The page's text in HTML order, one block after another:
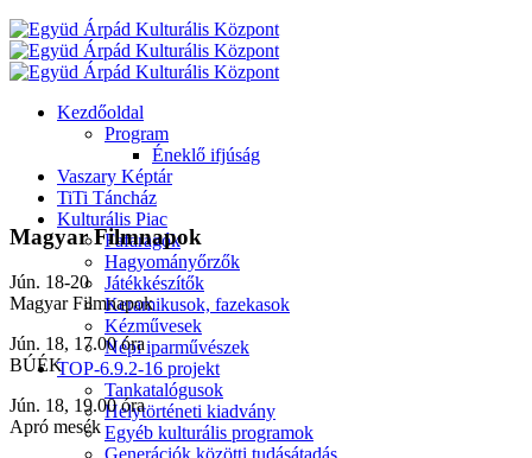
Kezdőoldal
Program
Éneklő ifjúság
Vaszary Képtár
TiTi Táncház
Kulturális Piac
Fafaragók
Hagyományőrzők
Játékkészítők
Keramikusok, fazekasok
Kézművesek
Népi iparművészek
TOP-6.9.2-16 projekt
Tankatalógusok
Helytörténeti kiadvány
Egyéb kulturális programok
Generációk közötti tudásátadás
Magyar Filmnapok
Jún. 18-20
Magyar Filmnapok
Jún. 18, 17.00 óra
BÚÉK
Jún. 18, 19.00 óra
Apró mesék